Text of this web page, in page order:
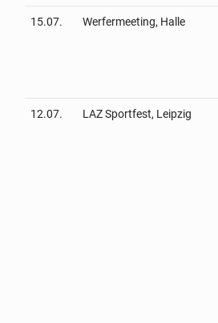
15.07. Werfermeeting, Halle
12.07.
LAZ Sportfest, Leipzig